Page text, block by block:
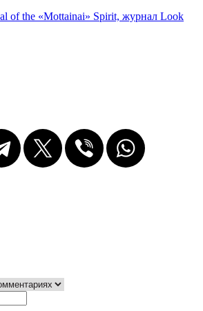
of the «Mottainai» Spirit, журнал Look